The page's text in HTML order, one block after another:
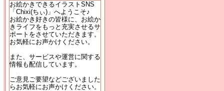
お絵かきできるイラストSNS
「Chixi(ちぃ)」へようこそ♪
お絵かき好きの皆様に、お絵か
きライフをもっと充実させるサ
ポートをさせていただきます。
お気軽にお声かけください。
また、サービスや運営に関する
情報も配信しています。
ご意見ご要望などございました
らお気軽にお声かけください。